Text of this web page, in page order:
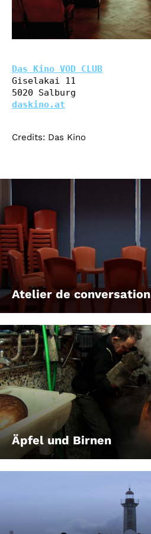
Das Kino VOD CLUB
Giselakai 11
daskino.at
Credits: Das Kino
Atelier de conversation
Äpfel und Birnen